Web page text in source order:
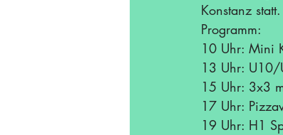
Saison 24/25
Konstanz statt.
Programm:
10 Uhr: Mini
13 Uhr: U10/
15 Uhr: 3x3
17 Uhr:
19 Uhr: H1